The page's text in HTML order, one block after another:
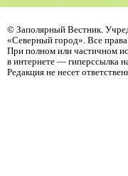
© Заполярный Вестник.
«Северный город». Все
При полном или частичном
в интернете — гиперссылка
Редакция не несет